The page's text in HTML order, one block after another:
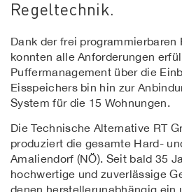
Regeltechnik.
Dank der frei programmierbaren
konnten alle Anforderungen
Puffermanagement über die
Eisspeichers bin hin zur
System für die 15 Wohnungen.
Die Technische Alternative RT
produziert die gesamte Hard-
Amaliendorf (NÖ). Seit bald 35
hochwertige und zuverlässige
denen herstellerunabhängig ein